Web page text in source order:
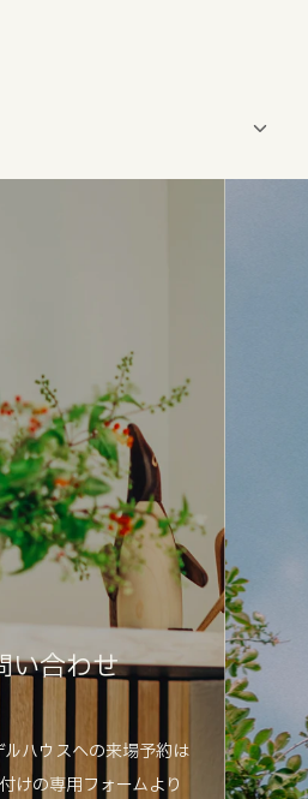
い合わせ
ハウスへの来場予約は
けの専用フォームより